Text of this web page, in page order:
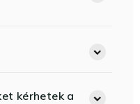
kérhetek a